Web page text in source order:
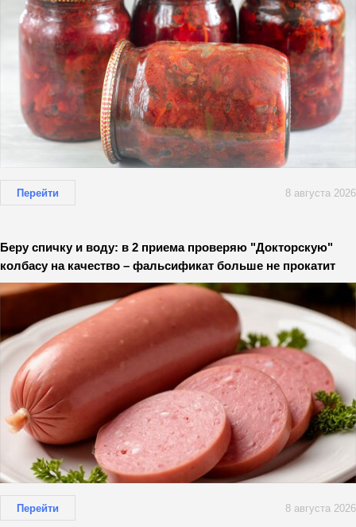
Перейти 8 августа 2026
Беру спичку и воду: в 2 приема проверяю "Докторскую"
колбасу на качество – фальсификат больше не прокатит
Перейти 8 августа 2026